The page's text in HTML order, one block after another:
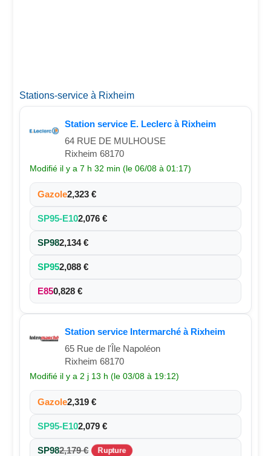
Stations-service à Rixheim
Station service E. Leclerc à Rixheim
64 RUE DE MULHOUSE
Rixheim 68170
Modifié il y a 7 h 32 min (le 06/08 à 01:17)
Gazole2,323 €
SP95-E102,076 €
SP982,134 €
SP952,088 €
E850,828 €
Station service Intermarché à Rixheim
65 Rue de l'Île Napoléon
Rixheim 68170
Modifié il y a 2 j 13 h (le 03/08 à 19:12)
Gazole2,319 €
SP95-E102,079 €
SP982,179 € Rupture